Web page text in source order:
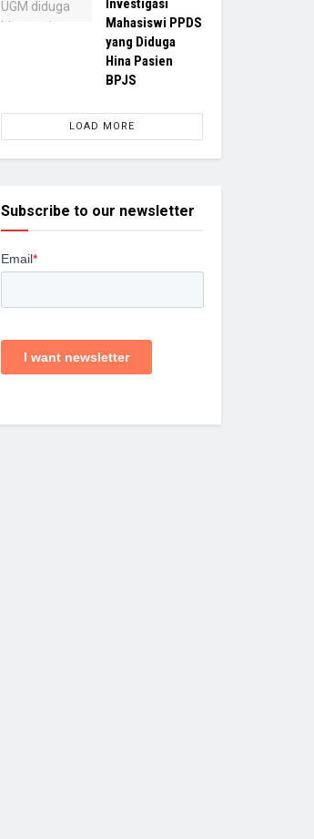
Investigasi
Mahasiswi PPDS
yang Diduga
Hina Pasien
BPJS
LOAD MORE
Subscribe to our newsletter